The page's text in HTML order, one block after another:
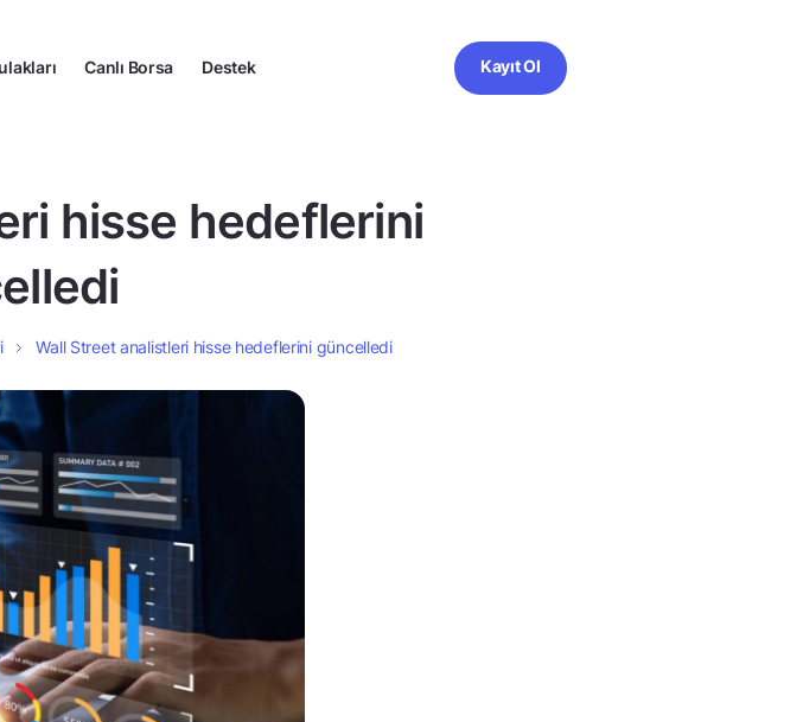
Canlı Borsa Destek Kayıt Ol
hisse hedeflerini
Wall Street analistleri hisse hedeflerini güncelledi